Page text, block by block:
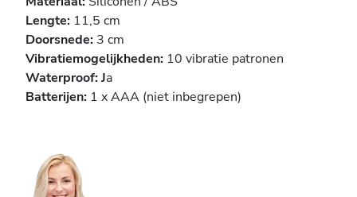
Lengte: 11,5 cm
Doorsnede: 3 cm
Vibratiemogelijkheden: 10 vibratie patronen
Waterproof: Ja
Batterijen: 1 x AAA (niet inbegrepen)